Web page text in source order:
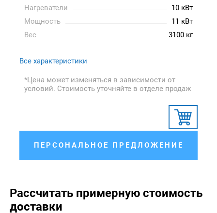
Нагреватели
10 кВт
Мощность
11 кВт
Вес
3100 кг
Все характеристики
*Цена может изменяться в зависимости от
условий. Стоимость уточняйте в отделе продаж
ПЕРСОНАЛЬНОЕ ПРЕДЛОЖЕНИЕ
Рассчитать примерную стоимость
доставки